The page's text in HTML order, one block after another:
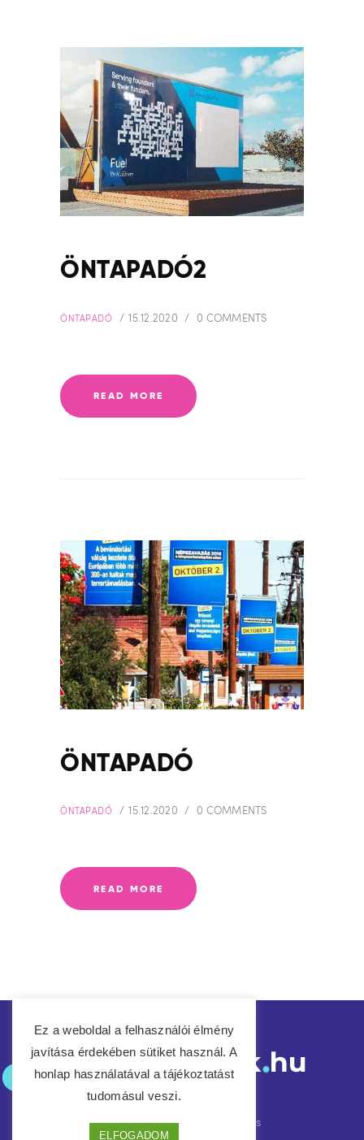
ÖNTAPADÓ2
ÖNTAPADÓ 15.12.2020 0 COMMENTS
READ MORE
ÖNTAPADÓ
ÖNTAPADÓ 15.12.2020 0 COMMENTS
READ MORE
Referenciák Árajánlat kérés
Ez a weboldal a felhasználói élmény
javítása érdekében sütiket használ. A
honlap használatával a tájékoztatást
tudomásul veszi.
ELFOGADOM